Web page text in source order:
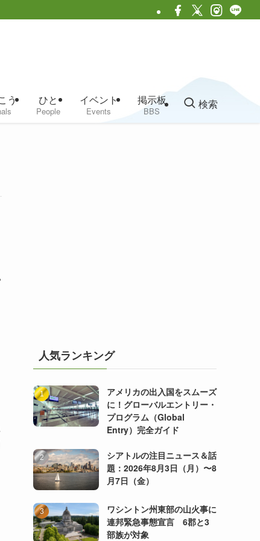
う ひと
People
イベント
Events
掲示板
BBS
検索
人気ランキング
アメリカの出入国をスムーズ
に！グローバルエントリー・
プログラム（Global
Entry）完全ガイド
シアトルの注目ニュース＆話
題：2026年8月3日（月）〜8
月7日（金）
ワシントン州東部の山火事に
連邦緊急事態宣言 6郡と3
部族が対象